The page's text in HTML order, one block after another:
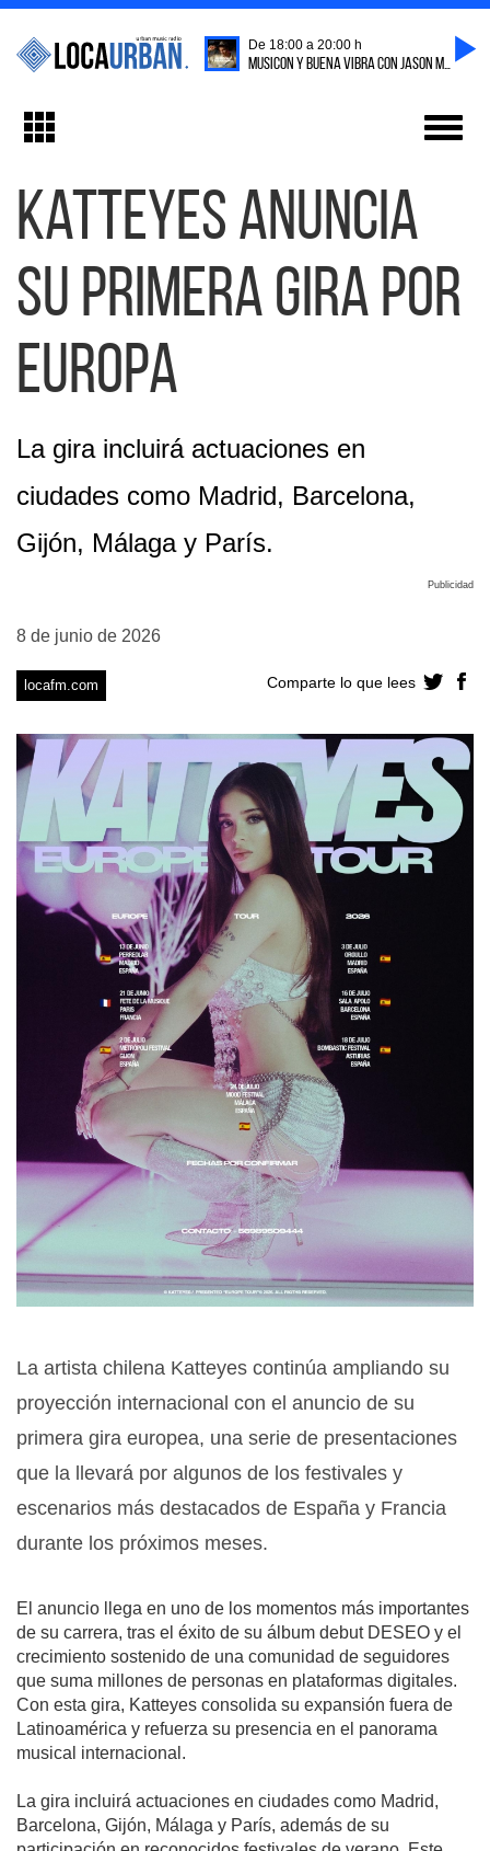
De 18:00 a 20:00 h
MUSICON Y BUENA VIBRA CON JASON MATA
Toggle
Katteyes anuncia
su primera gira por
Europa
La gira incluirá actuaciones en
ciudades como Madrid, Barcelona,
Gijón, Málaga y París.
Publicidad
8 de junio de 2026
locafm.com Comparte lo que lees
La artista chilena Katteyes continúa ampliando su
proyección internacional con el anuncio de su
primera gira europea, una serie de presentaciones
que la llevará por algunos de los festivales y
escenarios más destacados de España y Francia
durante los próximos meses.
El anuncio llega en uno de los momentos más importantes
de su carrera, tras el éxito de su álbum debut DESEO y el
crecimiento sostenido de una comunidad de seguidores
que suma millones de personas en plataformas digitales.
Con esta gira, Katteyes consolida su expansión fuera de
Latinoamérica y refuerza su presencia en el panorama
musical internacional.
La gira incluirá actuaciones en ciudades como Madrid,
Barcelona, Gijón, Málaga y París, además de su